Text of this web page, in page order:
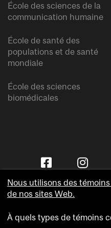
École des sciences de la
communication humaine
École de santé des
populations et de santé
mondiale
École des sciences
biomédicales
Nous utilisons des
de nos sites Web.
À quels types de témoins